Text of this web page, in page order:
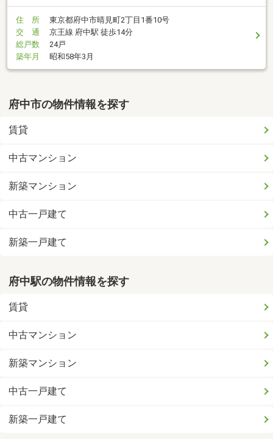
住 所
東京都府中市晴見町2丁目1番10号
交 通
京王線 府中駅 徒歩14分
総戸数
24戸
築年月
昭和58年3月
府中市の物件情報を探す
賃貸
中古マンション
新築マンション
中古一戸建て
新築一戸建て
府中駅の物件情報を探す
賃貸
中古マンション
新築マンション
中古一戸建て
新築一戸建て